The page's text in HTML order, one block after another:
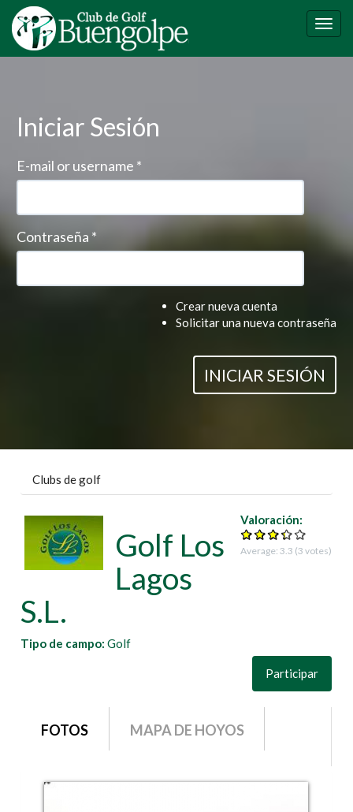
Pasar
contenido
principal
Iniciar Sesión
E-mail or username *
Contraseña *
Crear nueva cuenta
Solicitar una nueva contraseña
INICIAR SESIÓN
Clubs de golf
Valoración:
Average:3.3 (3 votes)
Golf Los
Lagos
S.L.
Tipo de campo:Golf
Participar
grupo1
FOTOS MAPA DE HOYOS